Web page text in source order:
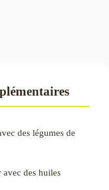
des légumes de
avec des huiles